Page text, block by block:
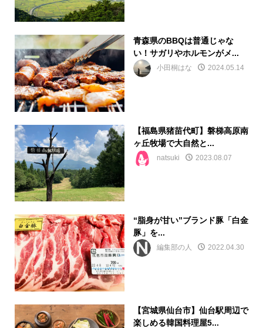
青森県のBBQは普通じゃな
い！サガリやホルモンがメ...
小田桐はな 2024.05.14
【福島県猪苗代町】磐梯高原南
ヶ丘牧場で大自然と...
natsuki 2023.08.07
“脂身が甘い”ブランド豚「白金
豚」を...
編集部の人 2022.04.30
【宮城県仙台市】仙台駅周辺で
楽しめる韓国料理屋5...